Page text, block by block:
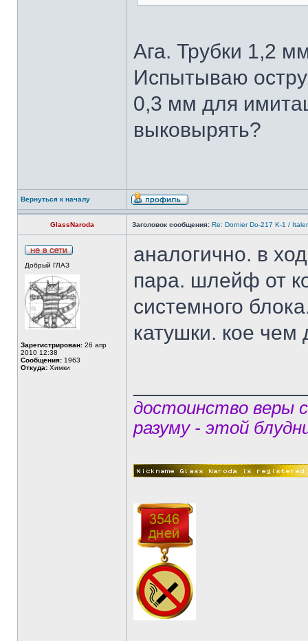
Ага. Трубки 1,2
Испытываю
0,3 мм для
выковырять?
Вернуться к началу
GlassNaroda Заголовок сообщения: Re: Dornier Do-217 K-1 /
Добрый ГЛАЗ
Зарегистрирован: 26 апр
2010 12:38
Сообщения: 1963
Откуда: Химки
аналогично. в
пара. шлейф от
системного
катушки. кое чем
достоинство веры
разуму - этой